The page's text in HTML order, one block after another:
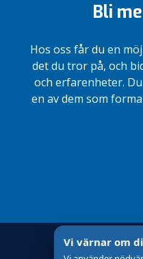
Bli
Hos oss får du en
det du tror på, och
och erfarenheter.
en av dem som
Vi värnar om